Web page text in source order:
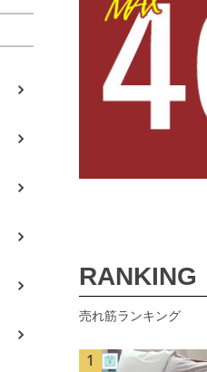
RANKING
売れ筋ランキング